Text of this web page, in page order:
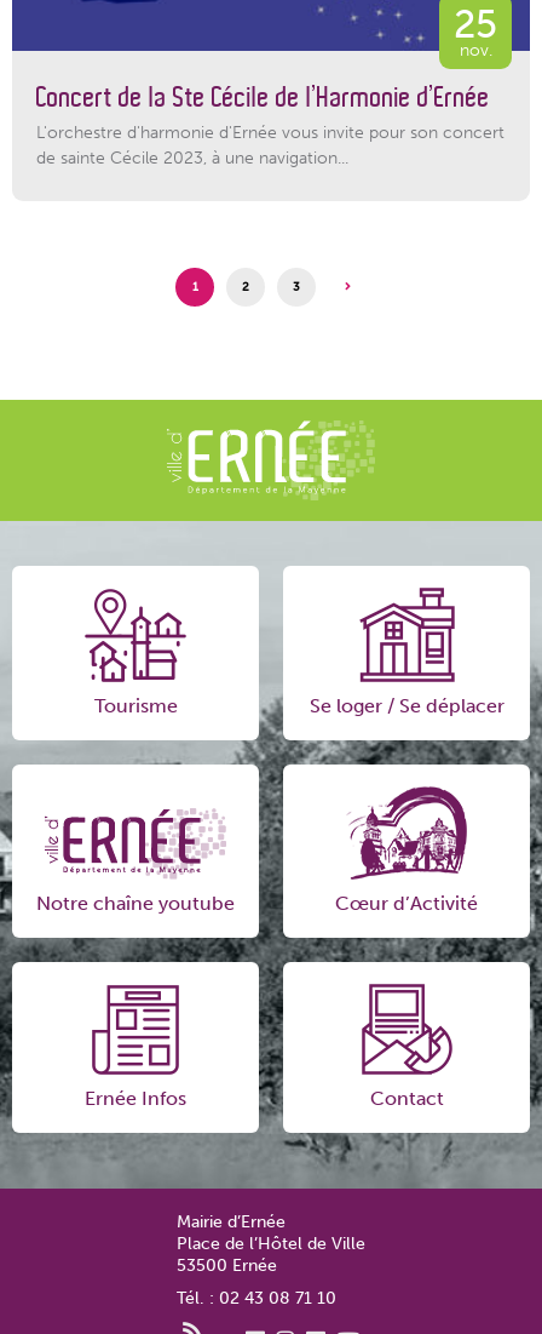
25
nov.
Concert de la Ste Cécile de l’Harmonie d’Ernée
L'orchestre d'harmonie d'Ernée vous invite pour son concert
de sainte Cécile 2023, à une navigation...
1 2 3
Tourisme Se loger / Se déplacer
Notre chaîne youtube Cœur d’Activité
Ernée Infos Contact
Mairie d’Ernée
Place de l’Hôtel de Ville
53500 Ernée
Tél. : 02 43 08 71 10